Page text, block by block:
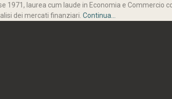
1971, laurea cum laude in Economia e Commercio
dei mercati finanziari. Continua...